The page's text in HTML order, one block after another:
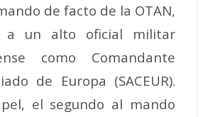
de facto de la OTAN,
a un alto oficial militar
como Comandante
de Europa (SACEUR).
el segundo al mando